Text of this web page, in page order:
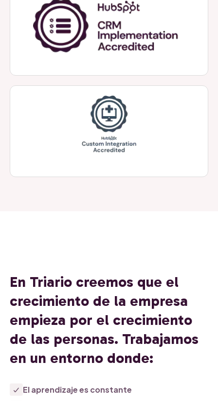
En Triario creemos que el
crecimiento de la empresa
empieza por el crecimiento
de las personas. Trabajamos
en un entorno donde:
El aprendizaje es constante